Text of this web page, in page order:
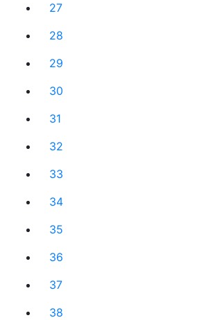
27
28
29
30
31
32
33
34
35
36
37
38